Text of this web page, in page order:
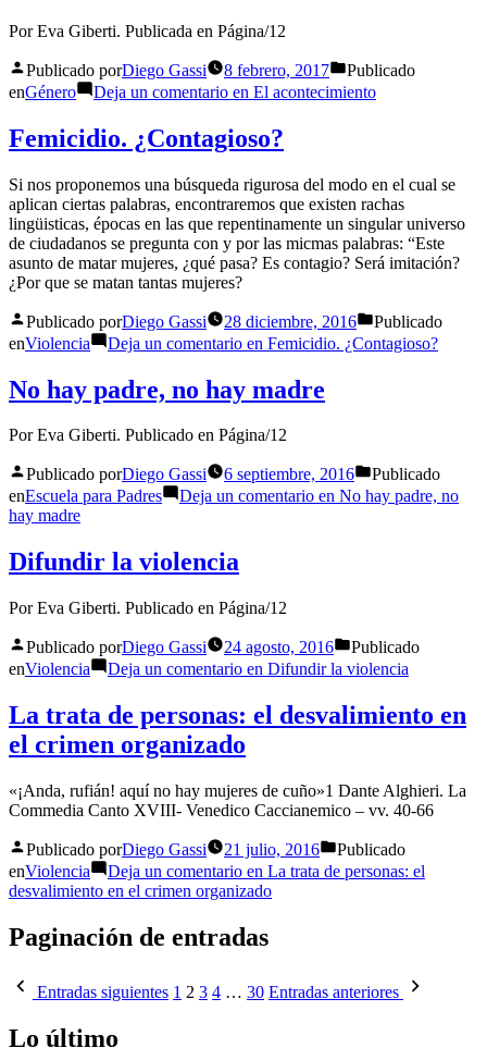
Por Eva Giberti. Publicada en Página/12
Publicado porDiego Gassi 8 febrero, 2017
Publicado
enGénero Deja un comentario en El acontecimiento
Femicidio. ¿Contagioso?
Si nos proponemos una búsqueda rigurosa del modo en el cual se
aplican ciertas palabras, encontraremos que existen rachas
lingüisticas, épocas en las que repentinamente un singular universo
de ciudadanos se pregunta con y por las micmas palabras: “Este
asunto de matar mujeres, ¿qué pasa? Es contagio? Será imitación?
¿Por que se matan tantas mujeres?
Publicado porDiego Gassi 28 diciembre, 2016
Publicado
enViolencia Deja un comentario en Femicidio. ¿Contagioso?
No hay padre, no hay madre
Por Eva Giberti. Publicado en Página/12
Publicado porDiego Gassi 6 septiembre, 2016
Publicado
enEscuela para Padres Deja un comentario en No hay padre, no
hay madre
Difundir la violencia
Por Eva Giberti. Publicado en Página/12
Publicado porDiego Gassi 24 agosto, 2016
Publicado
enViolencia Deja un comentario en Difundir la violencia
La trata de personas: el desvalimiento en
el crimen organizado
«¡Anda, rufián! aquí no hay mujeres de cuño»1 Dante Alghieri. La
Commedia Canto XVIII- Venedico Caccianemico – vv. 40-66
Publicado porDiego Gassi 21 julio, 2016
Publicado
enViolencia Deja un comentario en La trata de personas: el
desvalimiento en el crimen organizado
Paginación de entradas
Entradas siguientes 1 2 3 4 … 30 Entradas anteriores
Lo último